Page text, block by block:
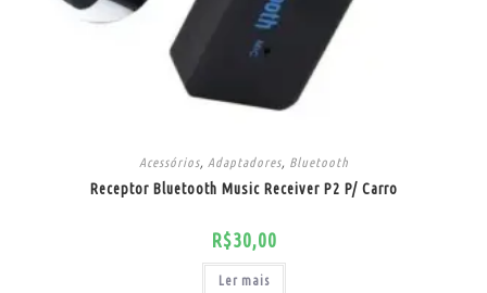
Acessórios, Adaptadores, Bluetooth
Receptor Bluetooth Music Receiver P2 P/ Carro
R$30,00
Ler mais